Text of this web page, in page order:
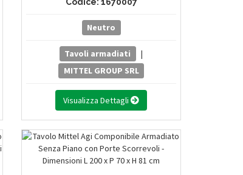
Neutro
Tavoli armadiati
|
MITTEL GROUP SRL
Visualizza Dettagli